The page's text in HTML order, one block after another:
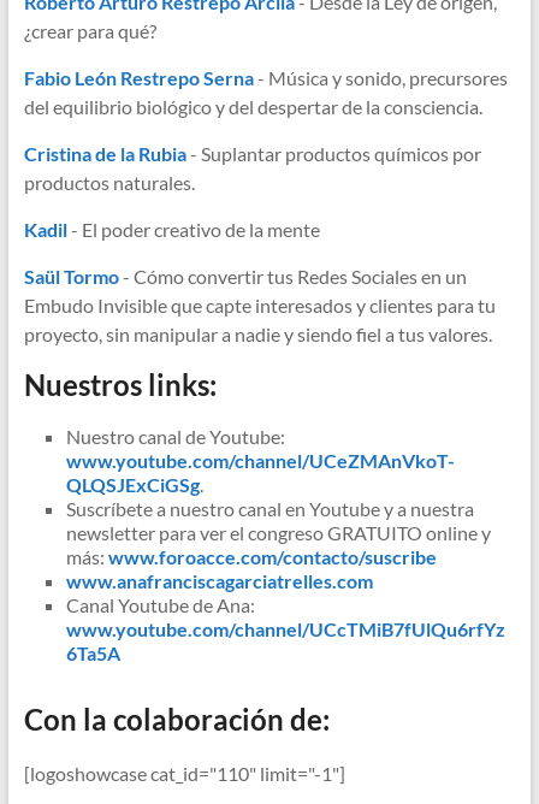
¿crear para qué?
Fabio León Restrepo Serna- Música y sonido, precursores
del equilibrio biológico y del despertar de la consciencia.
Cristina de la Rubia- Suplantar productos químicos por
productos naturales.
Kadil- El poder creativo de la mente
Saül Tormo- Cómo convertir tus Redes Sociales en un
Embudo Invisible que capte interesados y clientes para tu
proyecto, sin manipular a nadie y siendo fiel a tus valores.
Nuestros links:
Nuestro canal de Youtube:
www.youtube.com/channel/UCeZMAnVkoT-
QLQSJExCiGSg.
Suscríbete a nuestro canal en Youtube y a nuestra
newsletter para ver el congreso GRATUITO online y
más: www.foroacce.com/contacto/suscribe
www.anafranciscagarciatrelles.com
Canal Youtube de Ana:
www.youtube.com/channel/UCcTMiB7fUlQu6rfYz
6Ta5A
Con la colaboración de:
[logoshowcase cat_id="110" limit="-1"]